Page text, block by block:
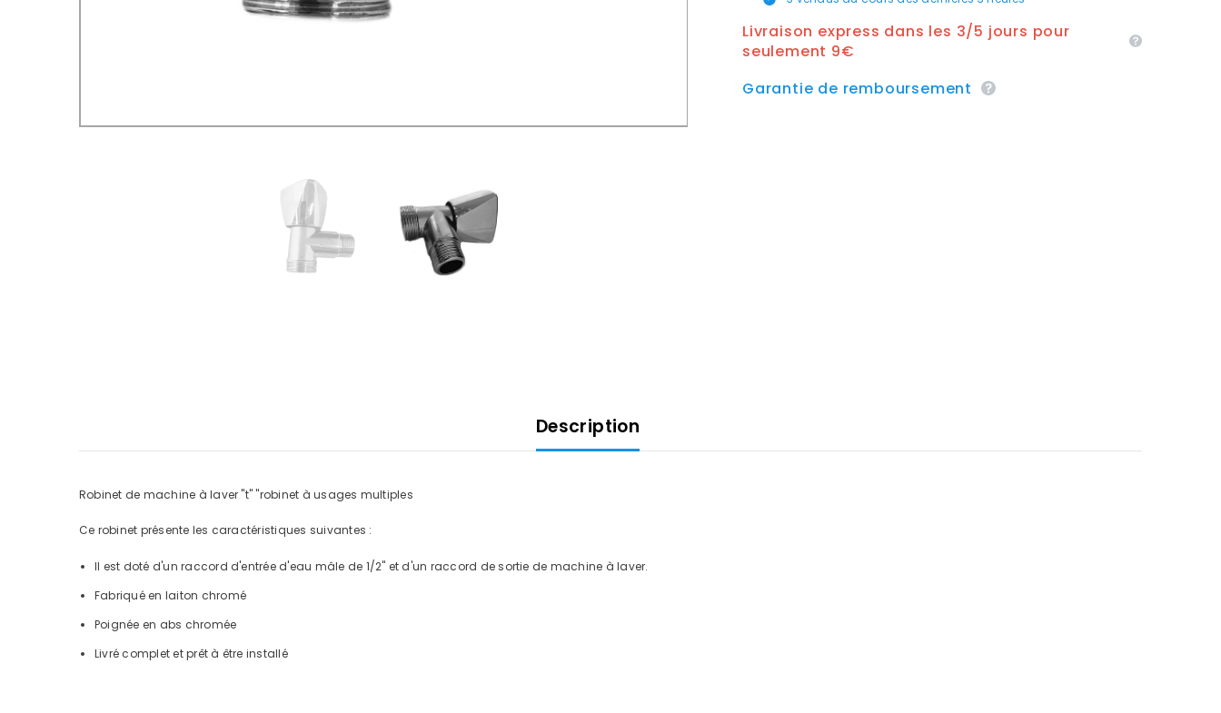
Livraison express dans les 3/5 jours pour
seulement 9€
Garantie de remboursement
Description
Robinet de machine à laver "t" "robinet à usages multiples
Ce robinet présente les caractéristiques suivantes :
Il est doté d'un raccord d'entrée d'eau mâle de 1/2" et d'un raccord de sortie de machine à laver.
Fabriqué en laiton chromé
Poignée en abs chromée
Livré complet et prêt à être installé